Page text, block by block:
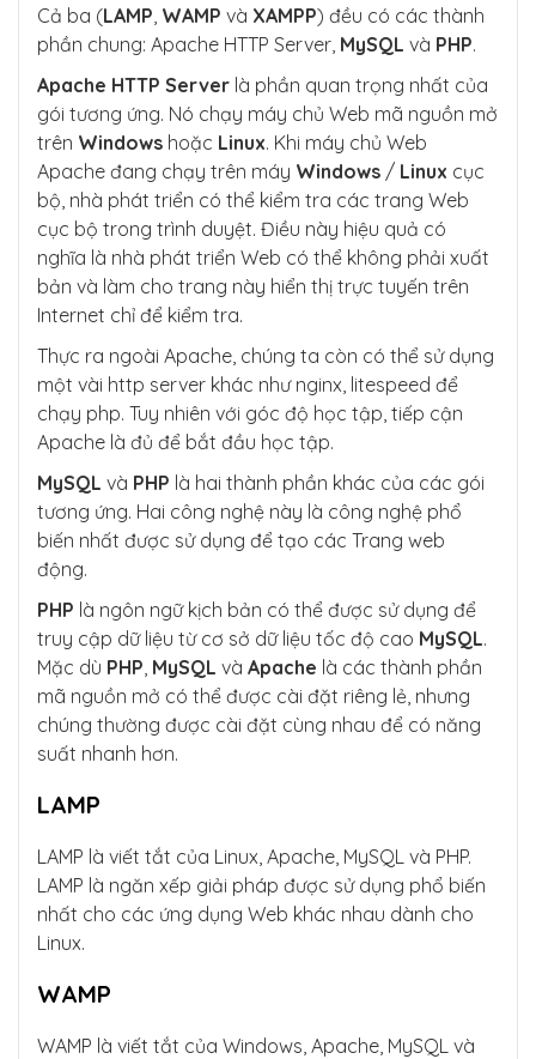
Cả ba (LAMP WAMP và XAMPP) đều có các thành
phần chung: Apache HTTP Server, MySQL và PHP.
Apache HTTP Server là phần quan trọng nhất của
gói tương ứng. Nó chạy máy chủ Web mã nguồn mở
trên Windows hoặc Linux. Khi máy chủ Web
Apache đang chạy trên máy Windows / Linux cục
bộ, nhà phát triển có thể kiểm tra các trang Web
cục bộ trong trình duyệt. Điều này hiệu quả có
nghĩa là nhà phát triển Web có thể không phải xuất
bản và làm cho trang này hiển thị trực tuyến trên
Internet chỉ để kiểm tra.
Thực ra ngoài Apache, chúng ta còn có thể sử dụng
một vài http server khác như nginx, litespeed để
chạy php. Tuy nhiên với góc độ học tập, tiếp cận
Apache là đủ để bắt đầu học tập.
MySQL và PHP là hai thành phần khác của các gói
tương ứng. Hai công nghệ này là công nghệ phổ
biến nhất được sử dụng để tạo các Trang web
động.
PHP là ngôn ngữ kịch bản có thể được sử dụng để
truy cập dữ liệu từ cơ sở dữ liệu tốc độ cao MySQL.
Mặc dù PHP MySQL và Apache là các thành phần
mã nguồn mở có thể được cài đặt riêng lẻ, nhưng
chúng thường được cài đặt cùng nhau để có năng
suất nhanh hơn.
LAMP
LAMP là viết tắt của Linux, Apache, MySQL và PHP.
LAMP là ngăn xếp giải pháp được sử dụng phổ biến
nhất cho các ứng dụng Web khác nhau dành cho
Linux.
WAMP
WAMP là viết tắt của Windows, Apache, MySQL và